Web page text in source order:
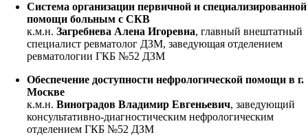
Система организации первичной и специализированной
помощи больным с СКВ
к.м.н.Загребнева Алена Игоревна, главный внештатный
специалист ревматолог ДЗМ, заведующая отделением
ревматологии ГКБ №52 ДЗМ
Обеспечение доступности нефрологической помощи в г.
Москве
к.м.н.Виноградов Владимир Евгеньевич, заведующий
консультативно-диагностическим нефрологическим
отделением ГКБ №52 ДЗМ